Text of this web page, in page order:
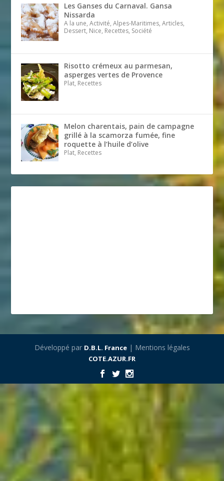
Les Ganses du Carnaval. Gansa
Nissarda
A la une, Activité, Alpes-Maritimes, Articles,
Dessert, Nice, Recettes, Société
Risotto crémeux au parmesan,
asperges vertes de Provence
Plat, Recettes
Melon charentais, pain de campagne
grillé à la scamorza fumée, fine
roquette à l’huile d’olive
Plat, Recettes
Développé par D.B.L. France| Mentions légales
COTE.AZUR.FR